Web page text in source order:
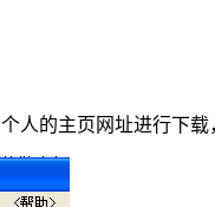
人的主页网址进行下载